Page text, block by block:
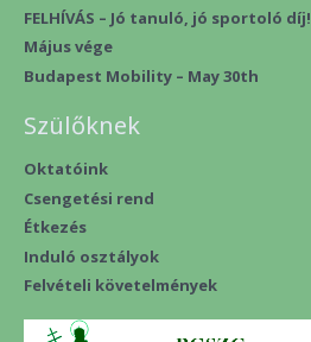
FELHÍVÁS – Jó tanuló, jó sportoló díj!
Május vége
Budapest Mobility – May 30th
Szülőknek
Oktatóink
Csengetési rend
Étkezés
Induló osztályok
Felvételi követelmények